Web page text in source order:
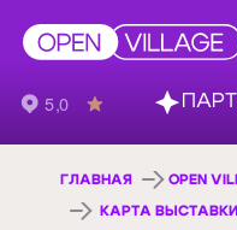
ГЛАВНАЯ OPEN
КАРТА ВЫСТАВКИ